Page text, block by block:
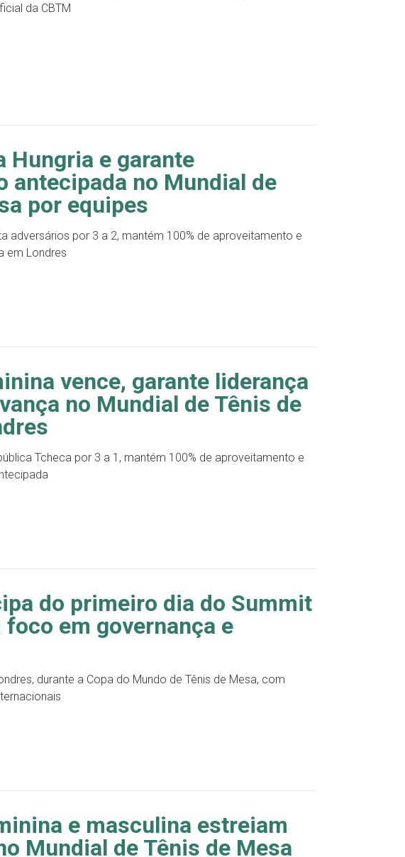
da CBTM
Hungria e garante
antecipada no Mundial de
por equipes
adversários por 3 a 2, mantém 100% de aproveitamento e
em Londres
vence, garante liderança
no Mundial de Tênis de
Tcheca por 3 a 1, mantém 100% de aproveitamento e
do primeiro dia do Summit
foco em governança e
durante a Copa do Mundo de Tênis de Mesa, com
e masculina estreiam
Mundial de Tênis de Mesa